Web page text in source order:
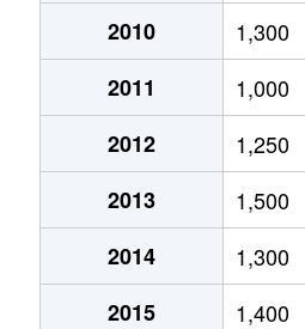
南野田
1,100万円
南野田
1,000万円
南野田
1,400万円
南野田
98万円
南野田
1,200万円
2010
1,300
2011
1,000
2012
1,250
2013
1,500
2014
1,300
2015
1,400